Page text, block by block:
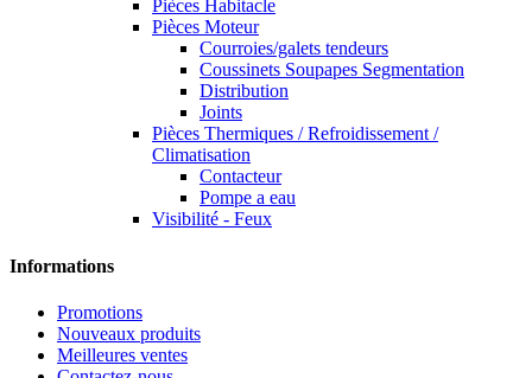
Pièces Habitacle
Pièces Moteur
Courroies/galets tendeurs
Coussinets Soupapes Segmentation
Distribution
Joints
Pièces Thermiques / Refroidissement /
Climatisation
Contacteur
Pompe a eau
Visibilité - Feux
Informations
Promotions
Nouveaux produits
Meilleures ventes